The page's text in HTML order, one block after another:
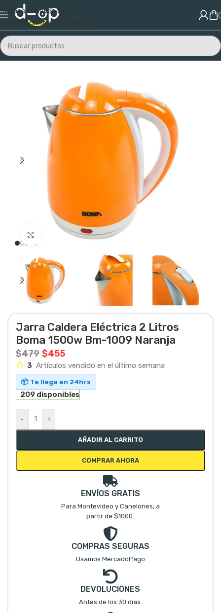
Saltar a la navegación
Saltar al contenido principal
Inicio/Electrodomésticos/Cocina
Haga clic para ampliar
Jarra Caldera Eléctrica 2 Litros
Boma 1500w Bm-1009 Naranja
$479 $455
3 Artículos vendido en el último semana
📦 Te llega en 24hrs
209 disponibles
- +
AÑADIR AL CARRITO
COMPRAR AHORA
ENVÍOS GRATIS
Para Montevideo y Canelones, a
partir de $1000.
COMPRAS SEGURAS
Usamos MercadoPago
DEVOLUCIONES
Antes de los 30 días.